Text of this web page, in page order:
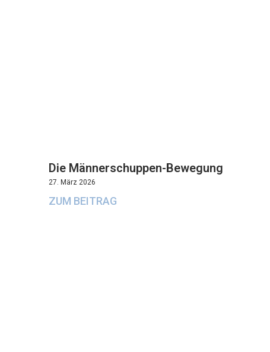
Die Männerschuppen-Bewegung
27. März 2026
ZUM BEITRAG